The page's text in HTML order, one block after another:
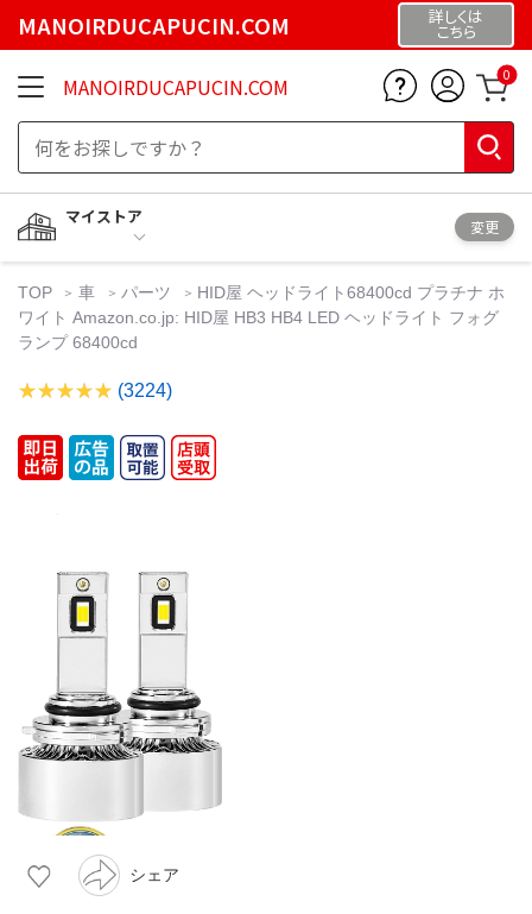
MANOIRDUCAPUCIN.COM 詳しくは
こちら
MANOIRDUCAPUCIN.COM 0
マイストア
変更
TOP 車 パーツ
HID屋 ヘッドライト68400cd プラチナ ホ
ワイト Amazon.co.jp: HID屋 HB3 HB4 LED ヘッドライト フォグ
ランプ 68400cd
(3224)
シェア